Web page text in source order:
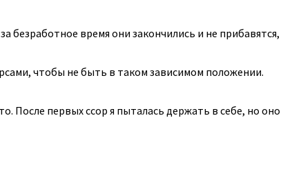
безработное время они закончились и не прибавятся,
чтобы не быть в таком зависимом положении.
После первых ссор я пыталась держать в себе, но оно